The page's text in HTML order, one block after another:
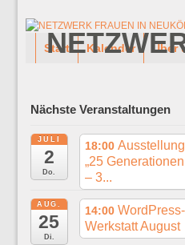
Zum Inhalt wechseln
Zum sekundären Inhalt wechseln
Start Kalender Über
Nächste Veranstaltungen
JULI
2
Do.
18:00 Ausstellung
„25 Generationen
– 3...
AUG.
25
Di.
14:00 WordPress-
Werkstatt August